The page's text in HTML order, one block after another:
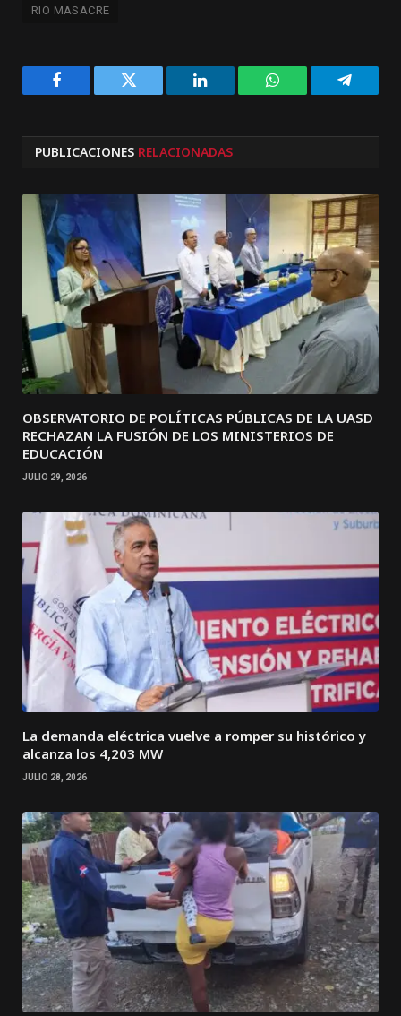
RIO MASACRE
Facebook Twitter LinkedIn WhatsApp
PUBLICACIONES RELACIONADAS
OBSERVATORIO DE POLÍTICAS PÚBLICAS DE LA UASD
RECHAZAN LA FUSIÓN DE LOS MINISTERIOS DE
EDUCACIÓN
JULIO 29, 2026
La demanda eléctrica vuelve a romper su histórico y
alcanza los 4,203 MW
JULIO 28, 2026